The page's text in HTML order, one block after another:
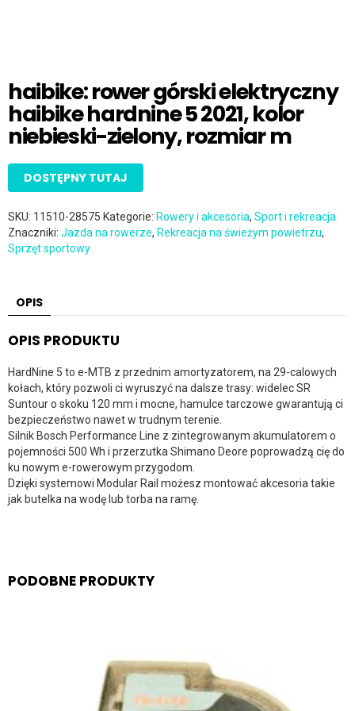
haibike: rower górski elektryczny
haibike hardnine 5 2021, kolor
niebieski-zielony, rozmiar m
DOSTĘPNY TUTAJ
SKU: 11510-28575 Kategorie: Rowery i akcesoria, Sport i rekreacja
Znaczniki: Jazda na rowerze, Rekreacja na świeżym powietrzu,
Sprzęt sportowy
OPIS
OPIS PRODUKTU
HardNine 5 to e-MTB z przednim amortyzatorem, na 29-calowych
kołach, który pozwoli ci wyruszyć na dalsze trasy: widelec SR
Suntour o skoku 120 mm i mocne, hamulce tarczowe gwarantują ci
bezpieczeństwo nawet w trudnym terenie.
Silnik Bosch Performance Line z zintegrowanym akumulatorem o
pojemności 500 Wh i przerzutka Shimano Deore poprowadzą cię do
ku nowym e-rowerowym przygodom.
Dzięki systemowi Modular Rail możesz montować akcesoria takie
jak butelka na wodę lub torba na ramę.
PODOBNE PRODUKTY